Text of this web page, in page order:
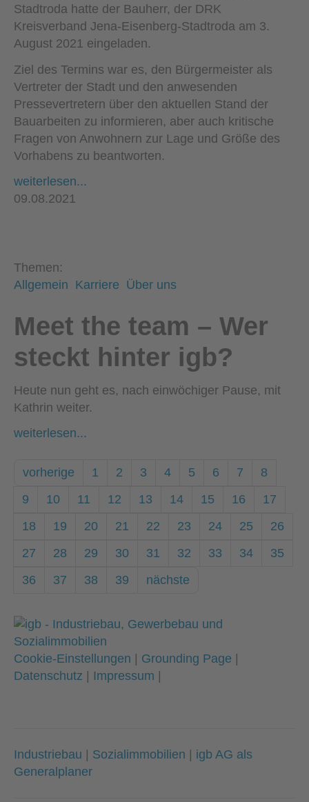
Stadtroda hatte der Bauherr, der DRK
Kreisverband Jena-Eisenberg-Stadtroda am 3.
August 2021 eingeladen.
Ziel des Termins war es, den Bürgermeister als
Vertreter der Stadt und den anwesenden
Pressevertretern über den aktuellen Stand der
Bauarbeiten zu informieren, aber auch kritische
Fragen von Anwohnern zur Lage und Größe des
Vorhabens zu beantworten.
weiterlesen...
09.08.2021
Themen:
Allgemein Karriere Über uns
Meet the team – Wer
steckt hinter igb?
Heute nun geht es, nach einwöchiger Pause, mit
Kathrin weiter.
weiterlesen...
vorherige 1 2 3 4 5 6 7
8
9
10 11 12 13 14 15 16
17
18
19 20 21 22 23 24 25
26
27
28 29 30 31 32 33 34
35
36
37 38 39 nächste
Cookie-Einstellungen Grounding Page
Datenschutz
Impressum
Industriebau | Sozialimmobilien | igb AG als
Generalplaner